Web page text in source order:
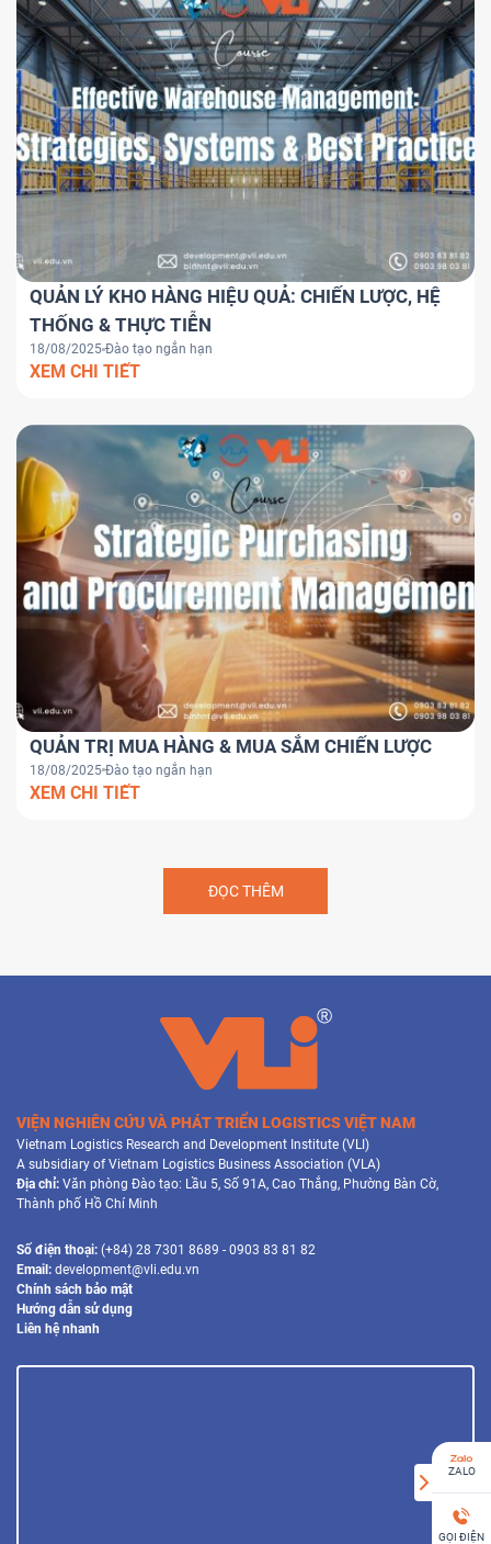
QUẢN LÝ KHO HÀNG HIỆU QUẢ: CHIẾN LƯỢC, HỆ
THỐNG & THỰC TIỄN
18/08/2025 Đào tạo ngắn hạn
XEM CHI TIẾT
QUẢN TRỊ MUA HÀNG & MUA SẮM CHIẾN LƯỢC
18/08/2025 Đào tạo ngắn hạn
XEM CHI TIẾT
ĐỌC THÊM
VIỆN NGHIÊN CỨU VÀ PHÁT TRIỂN LOGISTICS VIỆT NAM
Vietnam Logistics Research and Development Institute (VLI)
A subsidiary of Vietnam Logistics Business Association (VLA)
Địa chỉ: Văn phòng Đào tạo: Lầu 5, Số 91A, Cao Thắng, Phường Bàn Cờ,
Thành phố Hồ Chí Minh
Số điện thoại: (+84) 28 7301 8689 - 0903 83 81 82
Email: development@vli.edu.vn
Chính sách bảo mật
Hướng dẫn sử dụng
Liên hệ nhanh
ZALO
GỌI ĐIỆN